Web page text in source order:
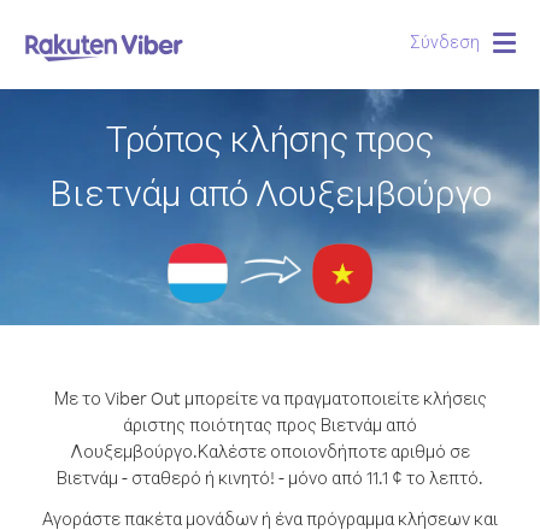
Σύνδεση
Τρόπος κλήσης προς
Βιετνάμ από Λουξεμβούργο
Με το Viber Out μπορείτε να πραγματοποιείτε κλήσεις
άριστης ποιότητας προς Βιετνάμ από
Λουξεμβούργο.Καλέστε οποιονδήποτε αριθμό σε
Βιετνάμ - σταθερό ή κινητό! - μόνο από 11.1 ¢ το λεπτό.
Αγοράστε πακέτα μονάδων ή ένα πρόγραμμα κλήσεων και